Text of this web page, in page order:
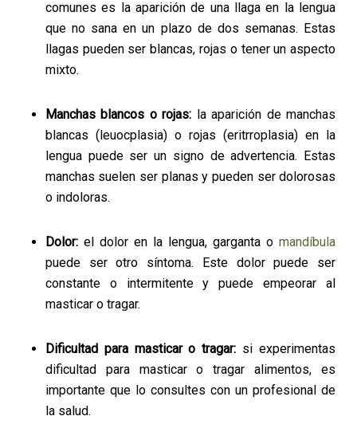
comunes es la aparición de una llaga en la lengua
que no sana en un plazo de dos semanas. Estas
llagas pueden ser blancas, rojas o tener un aspecto
mixto.
Manchas blancos o rojas: la aparición de manchas
blancas (leuocplasia) o rojas (eritrroplasia) en la
lengua puede ser un signo de advertencia. Estas
manchas suelen ser planas y pueden ser dolorosas
o indoloras.
Dolor: el dolor en la lengua, garganta omandíbula
puede ser otro síntoma. Este dolor puede ser
constante o intermitente y puede empeorar al
masticar o tragar.
Dificultad para masticar o tragar: si experimentas
dificultad para masticar o tragar alimentos, es
importante que lo consultes con un profesional de
la salud.